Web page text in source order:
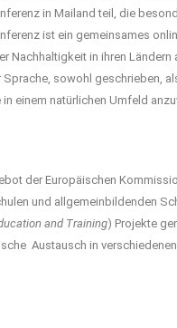
in Mailand teil, die
ist ein gemeinsames
Nachhaltigkeit in ihren
sowohl geschrieben,
einem natürlichen Umfeld
der Europäischen
und allgemeinbildenden
and Training) Projekte
Austausch in